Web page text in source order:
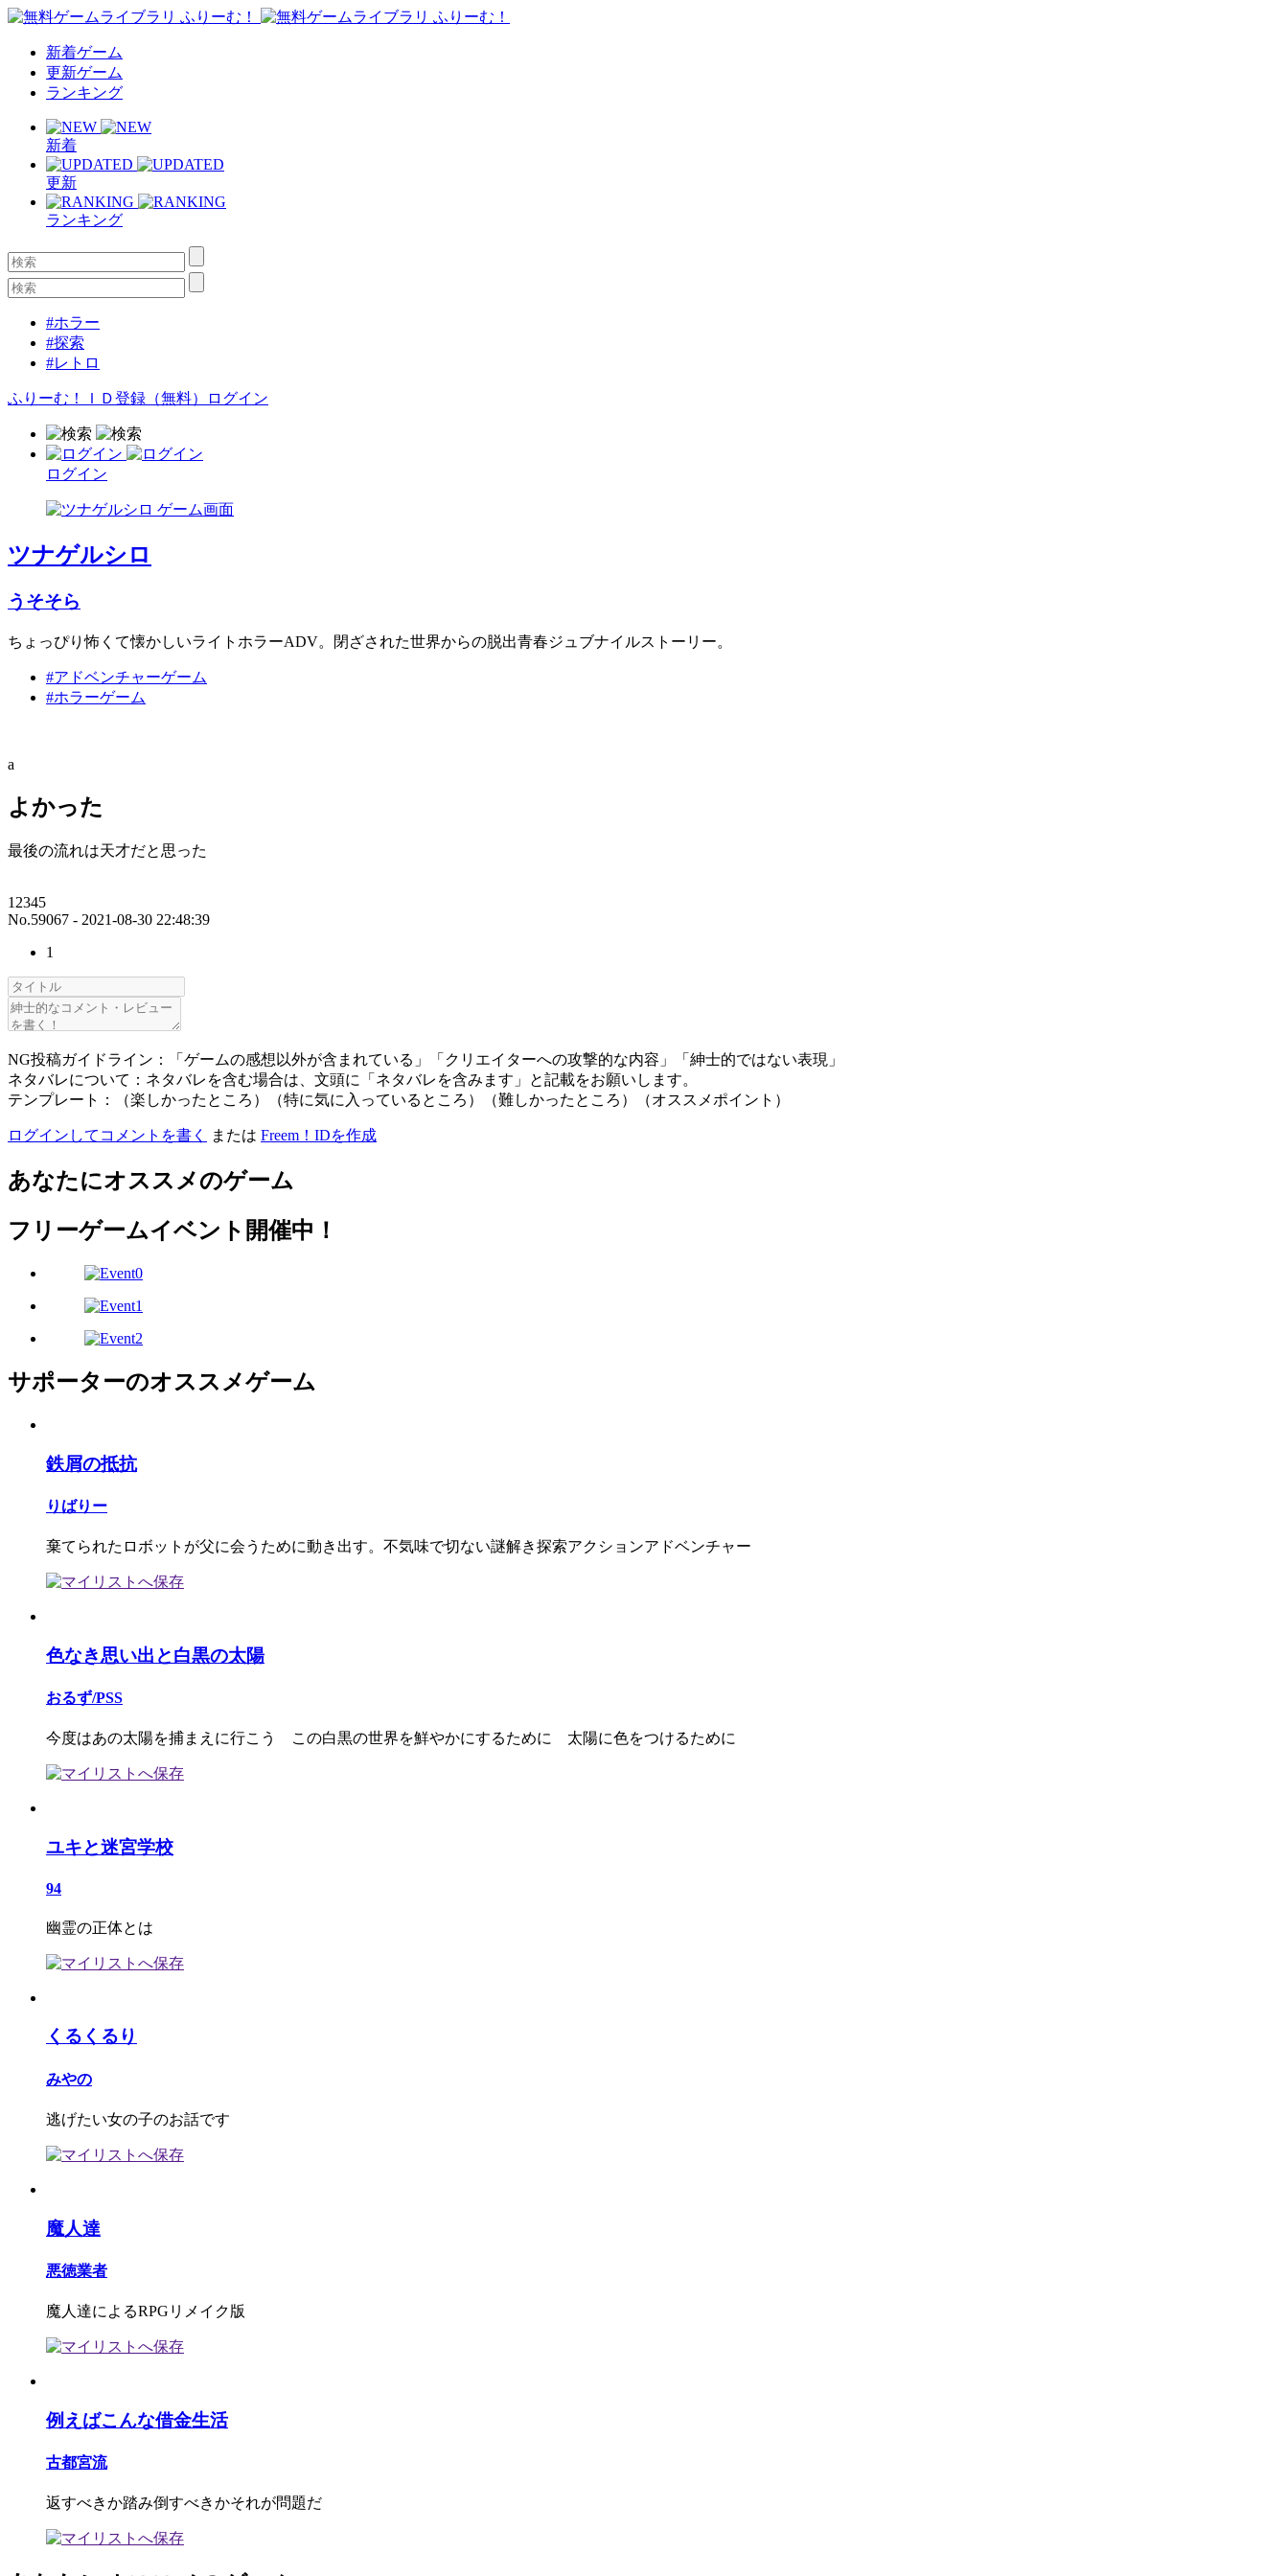
新着ゲーム
更新ゲーム
ランキング
新着
更新
ランキング
#ホラー
#探索
#レトロ
ふりーむ！ＩＤ登録（無料） ログイン
ログイン
ツナゲルシロ
うそそら
ちょっぴり怖くて懐かしいライトホラーADV。閉ざされた世界からの脱出青春ジュブナイルストーリー。
#アドベンチャーゲーム
#ホラーゲーム
a
よかった
最後の流れは天才だと思った
12345
No.59067 - 2021-08-30 22:48:39
1
NG投稿ガイドライン：「ゲームの感想以外が含まれている」「クリエイターへの攻撃的な内容」「紳士的ではない表現」
ネタバレについて：ネタバレを含む場合は、文頭に「ネタバレを含みます」と記載をお願いします。
テンプレート：（楽しかったところ）（特に気に入っているところ）（難しかったところ）（オススメポイント）
ログインしてコメントを書く または Freem！IDを作成
あなたにオススメのゲーム
フリーゲームイベント開催中！
サポーターのオススメゲーム
鉄屑の抵抗
りばりー
棄てられたロボットが父に会うために動き出す。不気味で切ない謎解き探索アクションアドベンチャー
色なき思い出と白黒の太陽
おるず/PSS
今度はあの太陽を捕まえに行こう この白黒の世界を鮮やかにするために 太陽に色をつけるために
ユキと迷宮学校
94
幽霊の正体とは
くるくるり
みやの
逃げたい女の子のお話です
魔人達
悪徳業者
魔人達によるRPGリメイク版
例えばこんな借金生活
古都宮流
返すべきか踏み倒すべきかそれが問題だ